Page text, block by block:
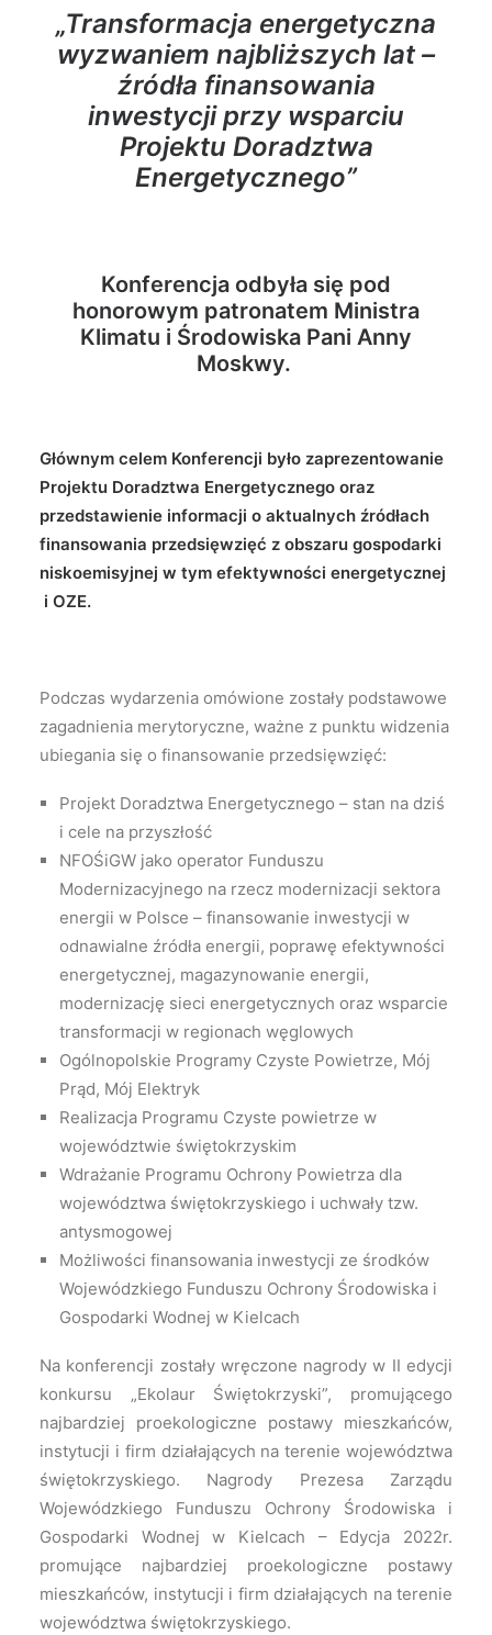
„Transformacja energetyczna
wyzwaniem najbliższych lat –
źródła finansowania
inwestycji przy wsparciu
Projektu Doradztwa
Energetycznego”
Konferencja odbyła się pod
honorowym patronatem Ministra
Klimatu i Środowiska Pani Anny
Moskwy.
Głównym celem Konferencji było zaprezentowanie
Projektu Doradztwa Energetycznego oraz
przedstawienie informacji o aktualnych źródłach
finansowania przedsięwzięć z obszaru gospodarki
niskoemisyjnej w tym efektywności energetycznej
i OZE.
Podczas wydarzenia omówione zostały podstawowe
zagadnienia merytoryczne, ważne z punktu widzenia
ubiegania się o finansowanie przedsięwzięć:
Projekt Doradztwa Energetycznego – stan na dziś
i cele na przyszłość
NFOŚiGW jako operator Funduszu
Modernizacyjnego na rzecz modernizacji sektora
energii w Polsce – finansowanie inwestycji w
odnawialne źródła energii, poprawę efektywności
energetycznej, magazynowanie energii,
modernizację sieci energetycznych oraz wsparcie
transformacji w regionach węglowych
Ogólnopolskie Programy Czyste Powietrze, Mój
Prąd, Mój Elektryk
Realizacja Programu Czyste powietrze w
województwie świętokrzyskim
Wdrażanie Programu Ochrony Powietrza dla
województwa świętokrzyskiego i uchwały tzw.
antysmogowej
Możliwości finansowania inwestycji ze środków
Wojewódzkiego Funduszu Ochrony Środowiska i
Gospodarki Wodnej w Kielcach
Na konferencji zostały wręczone nagrody w II edycji
konkursu „Ekolaur Świętokrzyski”, promującego
najbardziej proekologiczne postawy mieszkańców,
instytucji i firm działających na terenie województwa
świętokrzyskiego. Nagrody Prezesa Zarządu
Wojewódzkiego Funduszu Ochrony Środowiska i
Gospodarki Wodnej w Kielcach – Edycja 2022r.
promujące najbardziej proekologiczne postawy
mieszkańców, instytucji i firm działających na terenie
województwa świętokrzyskiego.